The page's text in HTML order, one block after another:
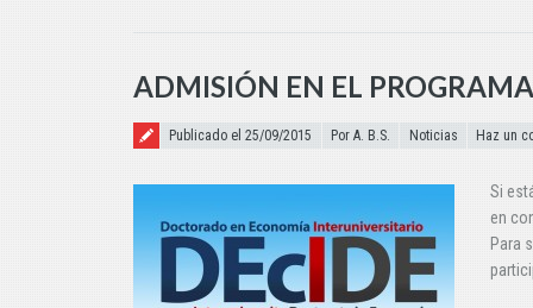
ADMISIÓN EN EL PROGRAMA
Publicado el
Publicado el 25/09/2015 Por A. B.S. Noticias Haz un
Si
en
Para